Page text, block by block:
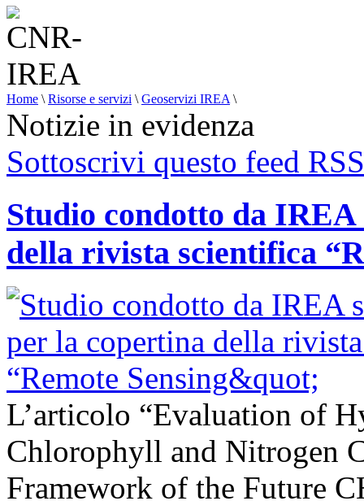
Home \ Risorse e servizi \ Geoservizi IREA \
Notizie in evidenza
Sottoscrivi questo feed RSS
Studio condotto da
della rivista scientifica
L’articolo “Evaluation of
Chlorophyll and Nitrogen
Framework of the Future